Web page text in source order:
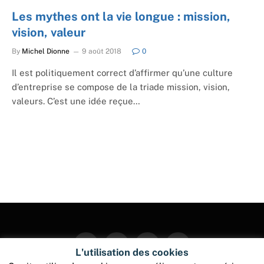
Les mythes ont la vie longue : mission,
vision, valeur
By Michel Dionne 9 août 2018 0
Il est politiquement correct d’affirmer qu’une culture
d’entreprise se compose de la triade mission, vision,
valeurs. C’est une idée reçue…
FacebookTwitter InstagramPinterest
L'utilisation des cookies